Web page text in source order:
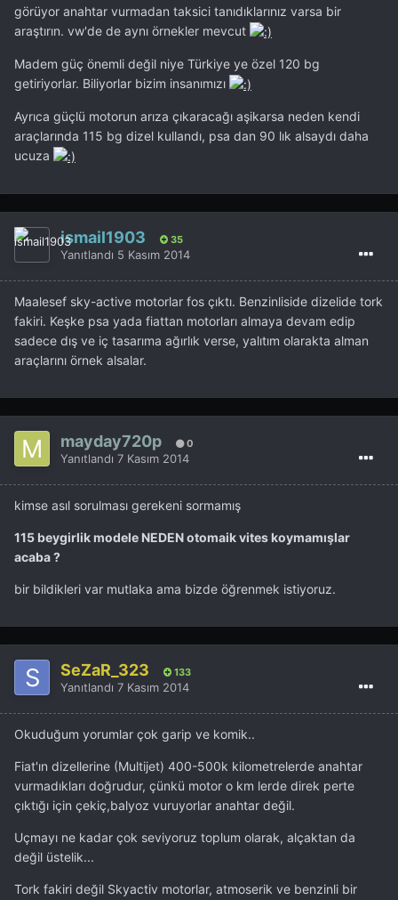
görüyor anahtar vurmadan taksici tanıdıklarınız varsa bir
araştırın. vw'de de aynı örnekler mevcut
Madem güç önemli değil niye Türkiye ye özel 120 bg
getiriyorlar. Biliyorlar bizim insanımızı
Ayrıca güçlü motorun arıza çıkaracağı aşikarsa neden kendi
araçlarında 115 bg dizel kullandı, psa dan 90 lık alsaydı daha
ucuza
ismail1903 35
Yanıtlandı 5 Kasım 2014
Maalesef sky-active motorlar fos çıktı. Benzinliside dizelide tork
fakiri. Keşke psa yada fiattan motorları almaya devam edip
sadece dış ve iç tasarıma ağırlık verse, yalıtım olarakta alman
araçlarını örnek alsalar.
mayday720p 0
Yanıtlandı 7 Kasım 2014
kimse asıl sorulması gerekeni sormamış
115 beygirlik modele NEDEN otomaik vites koymamışlar
acaba ?
bir bildikleri var mutlaka ama bizde öğrenmek istiyoruz.
SeZaR_323 133
Yanıtlandı 7 Kasım 2014
Okuduğum yorumlar çok garip ve komik..
Fiat'ın dizellerine (Multijet) 400-500k kilometrelerde anahtar
vurmadıkları doğrudur, çünkü motor o km lerde direk perte
çıktığı için çekiç,balyoz vuruyorlar anahtar değil.
Uçmayı ne kadar çok seviyoruz toplum olarak, alçaktan da
değil üstelik...
Tork fakiri değil Skyactiv motorlar, atmoserik ve benzinli bir